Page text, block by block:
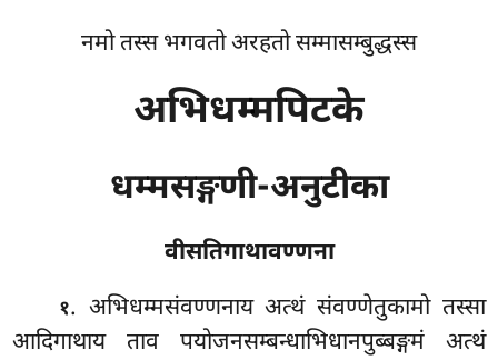
नमो तस्स भगवतो अरहतो सम्मासम्बुद्धस्स
अभिधम्मपिटके
धम्मसङ्गणी-अनुटीका
वीसतिगाथावण्णना
१. अभिधम्मसंवण्णनायअत्थं संवण्णेतुकामो तस्सा
आदिगाथाय ताव पयोजनसम्बन्धाभिधानपुब्बङ्गमं अत्थं